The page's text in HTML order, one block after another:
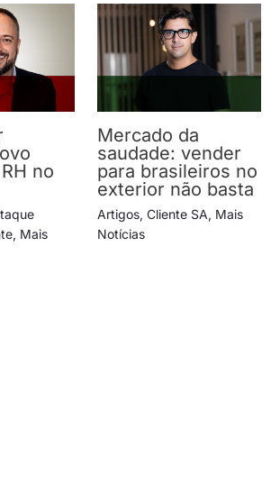
no
, Mais
Mercado da
saudade: vender
para brasileiros no
exterior não basta
Artigos,Cliente SA, Mais
Notícias